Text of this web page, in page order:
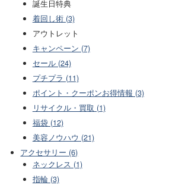
誕生日特典
着回し術 (3)
アウトレット
キャンペーン (7)
セール (24)
プチプラ (11)
ポイント・クーポンお得情報 (3)
リサイクル・買取 (1)
福袋 (12)
美容ノウハウ (21)
アクセサリー (6)
ネックレス (1)
指輪 (3)